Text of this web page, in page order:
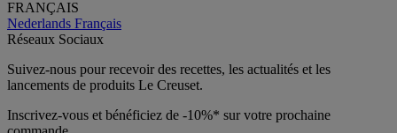
FRANÇAIS
Nederlands Français
Réseaux Sociaux
Suivez-nous pour recevoir des recettes, les actualités et les
lancements de produits Le Creuset.
Inscrivez-vous et bénéficiez de -10%* sur votre prochaine